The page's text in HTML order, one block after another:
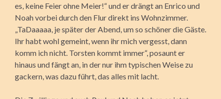
es, keine Feier ohne Meier!“ und er drängt an Enrico und
Noah vorbei durch den Flur direkt ins Wohnzimmer.
„TaDaaaaa, je später der Abend, um so schöner die Gäste.
Ihr habt wohl gemeint, wenn ihr mich vergesst, dann
komm ich nicht. Torsten kommt immer“, posaunt er
hinaus und fängt an, in der nur ihm typischen Weise zu
gackern, was dazu führt, das alles mit lacht.